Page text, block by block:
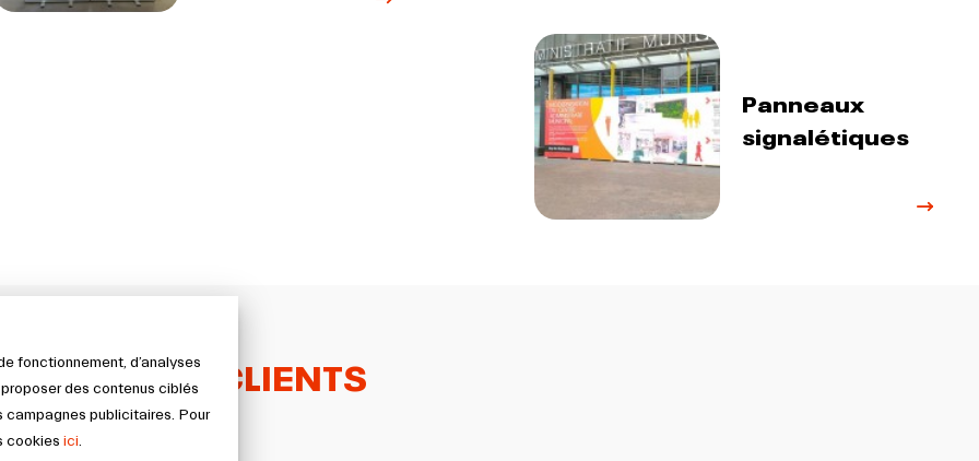
Panneaux
signalétiques
AVIS CLIENTS
fonctionnement, d’analyses
des contenus ciblés
campagnes publicitaires. Pour
cookies ici.